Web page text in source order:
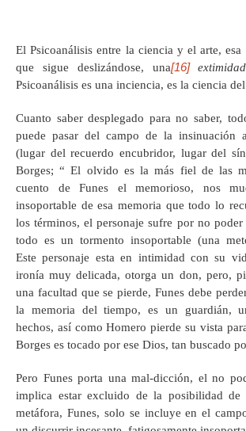
El Psicoanálisis entre la ciencia y el arte,
que sigue deslizándose, una[16]
Psicoanálisis es una inciencia, es la ciencia
Cuanto saber desplegado para no saber,
puede pasar del campo de la insinuación
(lugar del recuerdo encubridor, lugar del
Borges; “ El olvido es la más fiel de las
cuento de Funes el memorioso, nos
insoportable de esa memoria que todo lo
los términos, el personaje sufre por no
todo es un tormento insoportable (una
Este personaje esta en intimidad con su
ironía muy delicada, otorga un don, pero,
una facultad que se pierde, Funes debe
la memoria del tiempo, es un guardián,
hechos, así como Homero pierde su vista
Borges es tocado por ese Dios, tan buscado
Pero Funes porta una mal-dicción, el no
implica estar excluido de la posibilidad de
metáfora, Funes, solo se incluye en el